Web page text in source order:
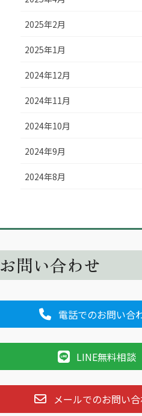
2025年2月
2025年1月
2024年12月
2024年11月
2024年10月
2024年9月
2024年8月
お問い合わせ
電話でのお問い合
LINE無料相談
メールでのお問い